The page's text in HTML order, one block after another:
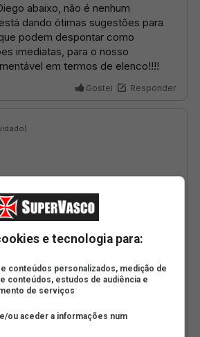
e tecnologia para:
e conteúdos personalizados, medição de
conteúdos, estudos de audiência e
de serviços
ou aceder a informações num